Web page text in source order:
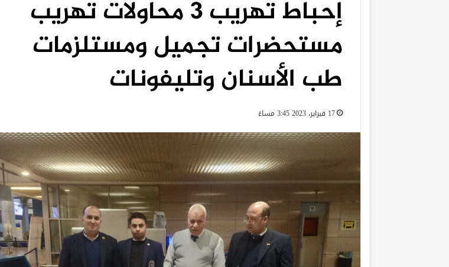
إحباط تهريب 3 محاولات تهريب
مستحضرات تجميل ومستلزمات
طب الأسنان وتليفونات
17 فبراير، 2023 3:45 مساءً